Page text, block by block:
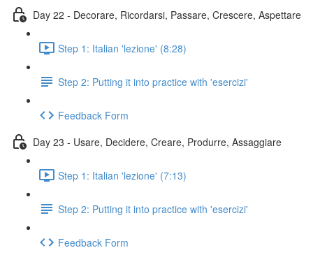
Day 22 - Decorare, Ricordarsi, Passare, Crescere, Aspettare
Step 1: Italian 'lezione' (8:28)
Step 2: Putting it into practice with 'esercizi'
Feedback Form
Day 23 - Usare, Decidere, Creare, Produrre, Assaggiare
Step 1: Italian 'lezione' (7:13)
Step 2: Putting it into practice with 'esercizi'
Feedback Form